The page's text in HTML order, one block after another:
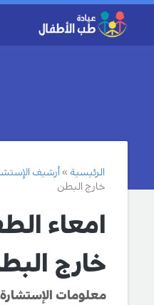
الرئيسية أرشيف
خارج البطن
امعاء
خارج
معلومات الإستشارة